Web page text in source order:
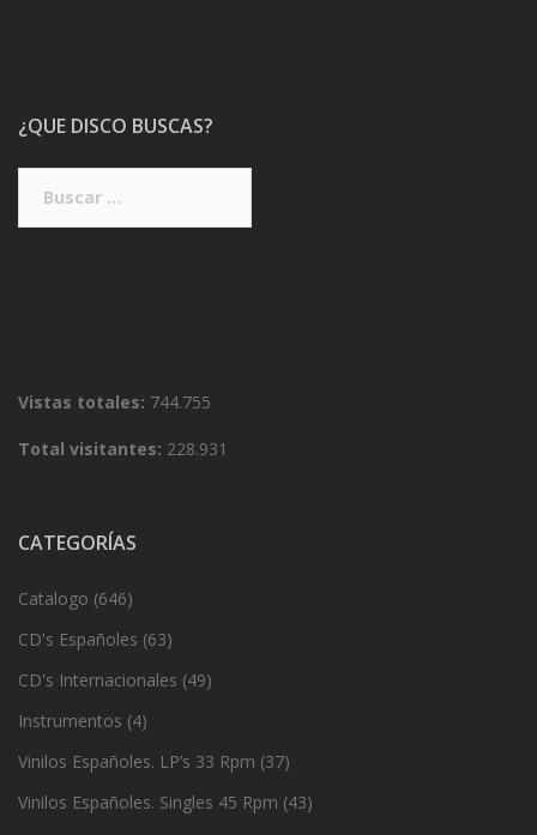
¿QUE DISCO BUSCAS?
Vistas totales: 744.755
Total visitantes: 228.931
CATEGORÍAS
Catalogo (646)
CD's Españoles (63)
CD's Internacionales (49)
Instrumentos (4)
Vinilos Españoles. LP’s 33 Rpm (37)
Vinilos Españoles. Singles 45 Rpm (43)